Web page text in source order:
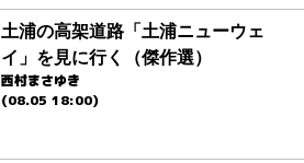
土浦の高架道路「土浦ニューウェ
イ」を見に行く（傑作選）
西村まさゆき
(08.05 18:00)